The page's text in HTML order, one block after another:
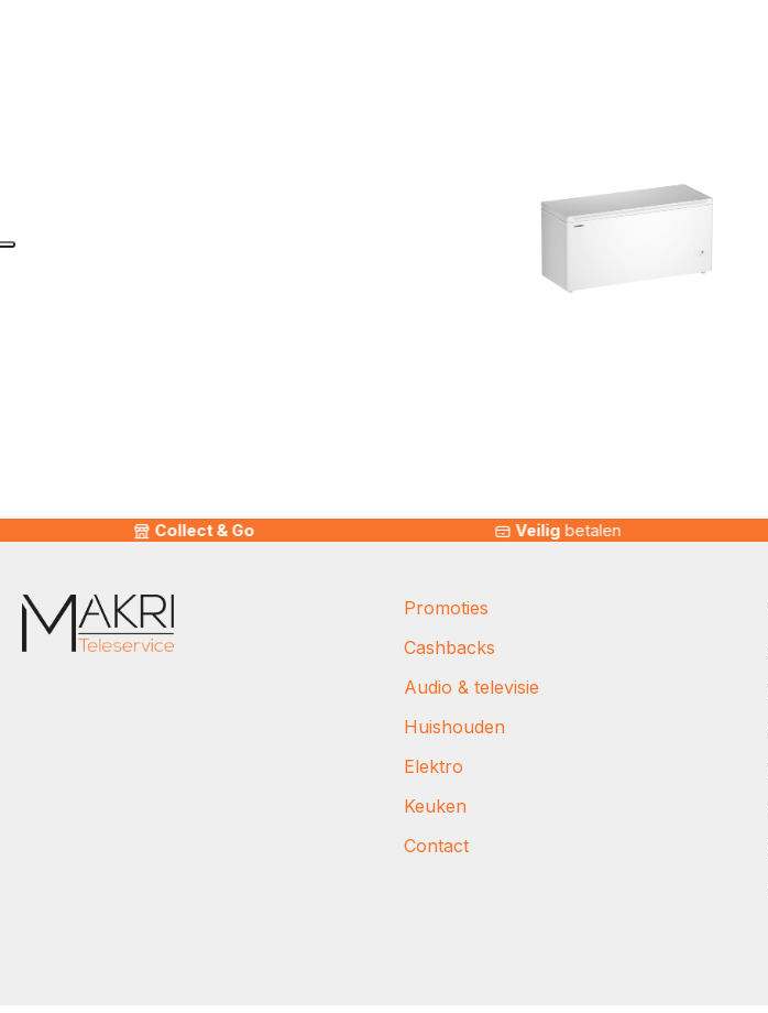
Collect & Go Veiligbetalen
Promoties
Cashbacks
Audio & televisie
Huishouden
Elektro
Keuken
Contact